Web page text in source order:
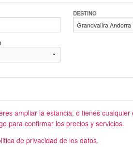
DESTINO
ampliar la estancia, o tienes cualquier
para confirmar los precios y servicios.
de privacidad de los datos.